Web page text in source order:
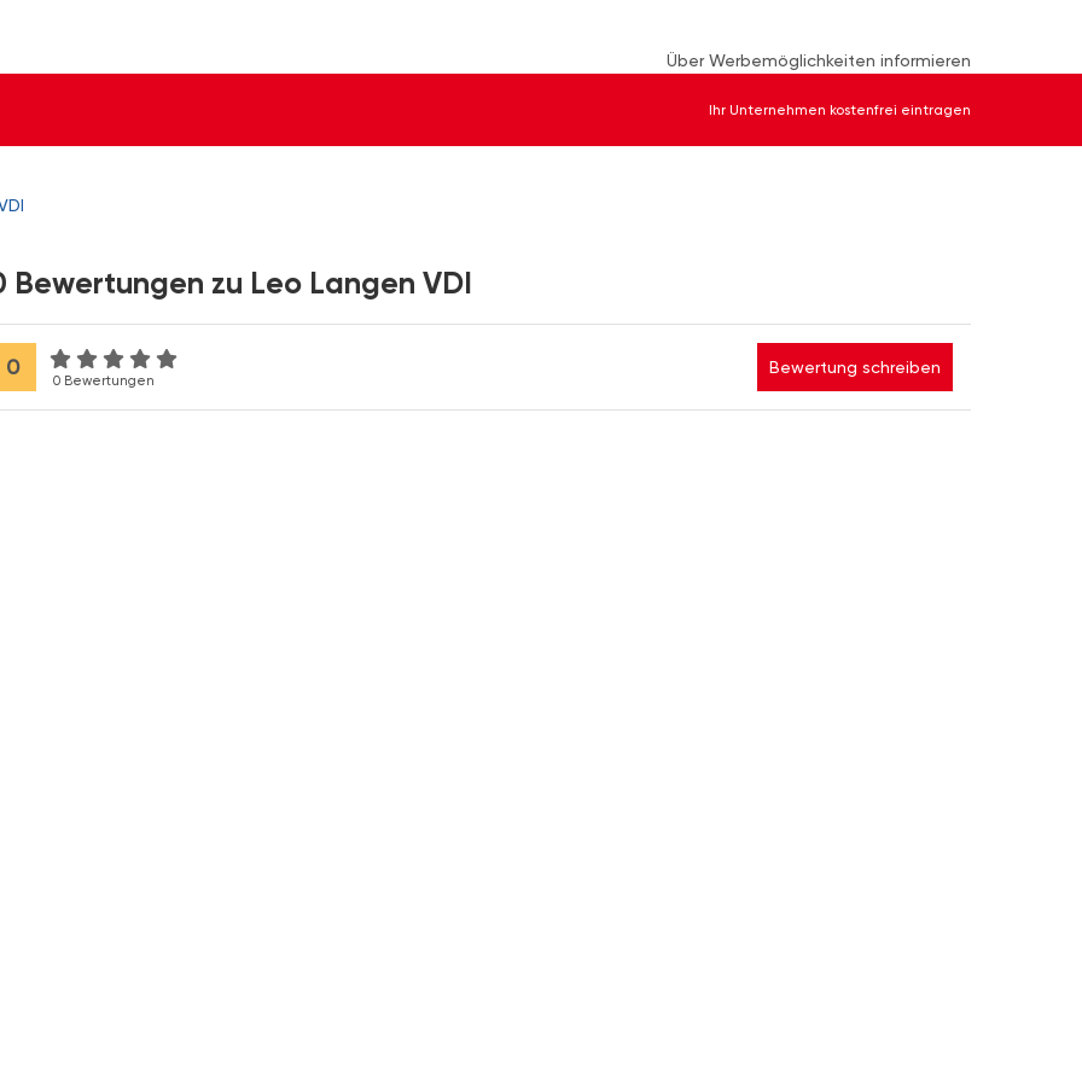
Über Werbemöglichkeiten informieren
Ihr Unternehmen kostenfrei eintragen
Bewertungen zu Leo Langen VDI
0
0 Bewertungen
Bewertung schreiben